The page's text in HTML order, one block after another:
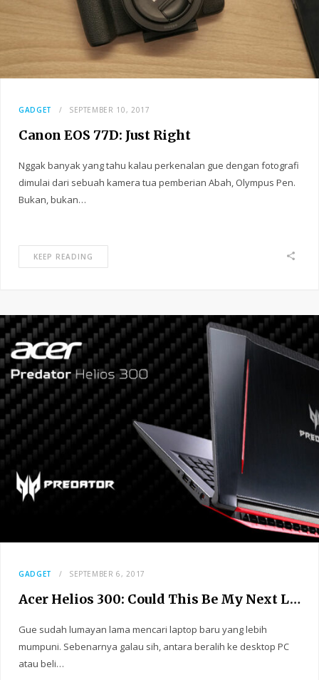
GADGET SEPTEMBER 10, 2017
Canon EOS 77D: Just Right
Nggak banyak yang tahu kalau perkenalan gue dengan fotografi
dimulai dari sebuah kamera tua pemberian Abah, Olympus Pen.
Bukan, bukan…
KEEP READING
GADGET SEPTEMBER 6, 2017
Acer Helios 300: Could This Be My Next Laptop?
Gue sudah lumayan lama mencari laptop baru yang lebih
mumpuni. Sebenarnya galau sih, antara beralih ke desktop PC
atau beli…